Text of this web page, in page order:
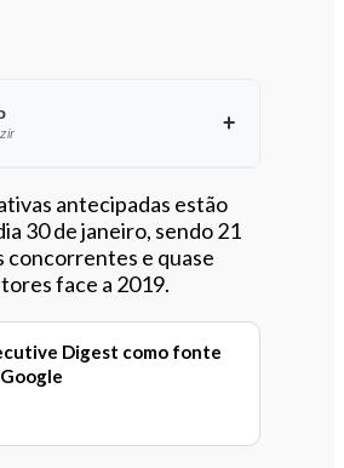
este artigo
antecipadas estão
30 de janeiro, sendo 21
concorrentes e quase
face a 2019.
Digest como fonte